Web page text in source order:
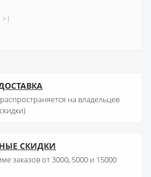
>|
на владельцев
СКИДКИ
заказов от 3000, 5000 и 15000